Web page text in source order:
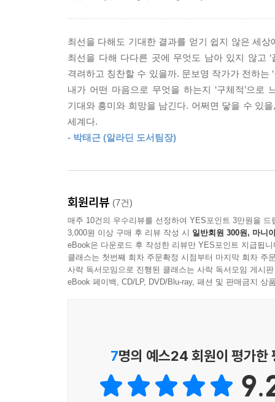
사랑받으면 장땡이지, 하는 생각으로. 시나 일기,
인 동시에 ‘네가 나를 알아볼 리 없다’는, 타인의
줄 모르고, 진지한 관계를 두려워하지? 넌 왜 왜
--- p.61-62
픽션 일기) 은행 일기 1
그런데 꿈에서 무도수는 나와의 대화를 거부하
모습을 내게 보여 주려고 애쓰는 것 같았고, 나는
--- p.83-84
우리가 원하는 불행은 절대 안 줘
이따금 나는 거래 기도를 한다. 내 정신이 허락하
대 견디지 못할 불행 하나만 빼고 나머지는 괜찮
나는 확신을 잘하는 사람을 좋아한다. 잘 모르겠
최선을 다해도 기대한 결과를 얻기 쉽지 않은 세상
최선을 다해 다다른 곳에 무엇도 남아 있지 않고
격려하고 칭찬할 수 있을까. 문보영 작가가 전하는
내가 어떤 마음으로 무엇을 하는지 ‘구체적’으
기대와 흥미와 희망을 남긴다. 어쩌면 닿을 수 있
세계다.
- 박태근 (알라딘 도서팀장)
회원리뷰 (7건)
매주 10건의 우수리뷰를 선정하여 YES포인트 3만원을 드
3,000원 이상 구매 후 리뷰 작성 시 일반회원 300원, 마니
eBook은 다운로드 후 작성한 리뷰만 YES포인트 지급됩니
클래스는 첫번째 회차 주문확정 시점부터 마지막 회차 주
사락 독서모임으로 진행된 클래스는 사락 독서모임 게시
eBook 페이백, CD/LP, DVD/Blu-ray, 패션 및 판매금지 상
7명의 예스24 회원이 평가한